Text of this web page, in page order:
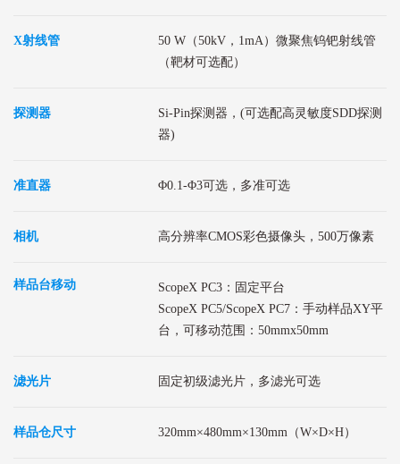
X射线管
50 W（50kV，1mA）微聚焦钨钯射线管
（靶材可选配）
探测器
Si-Pin探测器，(可选配高灵敏度SDD探测
器)
准直器 Φ0.1-Φ3可选，多准可选
相机 高分辨率CMOS彩色摄像头，500万像素
样品台移动
ScopeX PC3：固定平台
ScopeX PC5/ScopeX PC7：手动样品XY平
台，可移动范围：50mmx50mm
滤光片 固定初级滤光片，多滤光可选
样品仓尺寸 320mm×480mm×130mm（W×D×H）